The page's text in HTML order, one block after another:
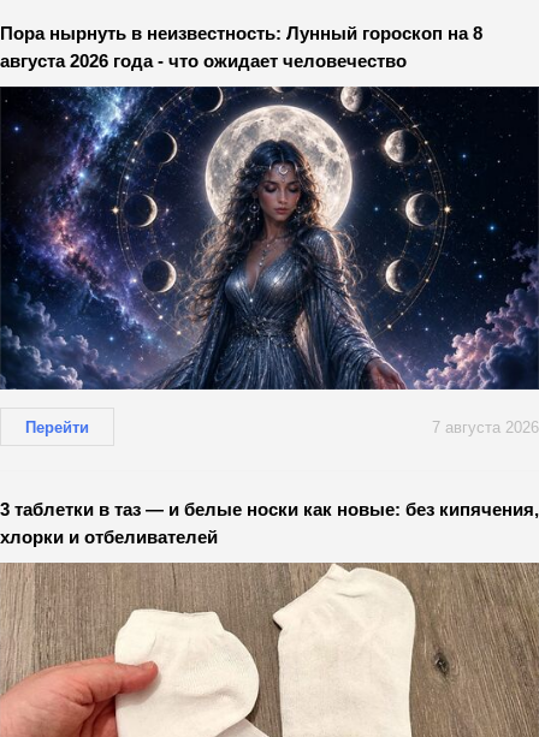
Пора нырнуть в неизвестность: Лунный гороскоп на 8
августа 2026 года - что ожидает человечество
Перейти 7 августа 2026
3 таблетки в таз — и белые носки как новые: без кипячения,
хлорки и отбеливателей